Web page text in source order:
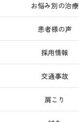
お悩み別の治療
患者様の声
採用情報
交通事故
肩こり